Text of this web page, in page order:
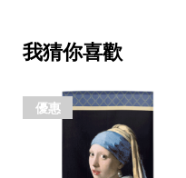
我猜你喜歡
優惠